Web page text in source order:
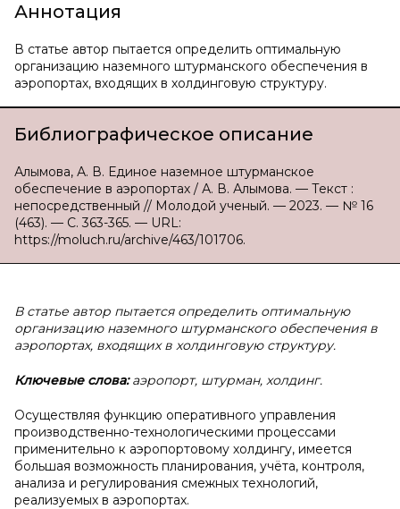
Аннотация
В статье автор пытается определить оптимальную
организацию наземного штурманского обеспечения в
аэропортах, входящих в холдинговую структуру.
Библиографическое описание
Алымова, А. В. Единое наземное штурманское
обеспечение в аэропортах / А. В. Алымова. — Текст :
непосредственный // Молодой ученый. — 2023. — № 16
(463). — С. 363-365. — URL:
https://moluch.ru/archive/463/101706.
В статье автор пытается определить оптимальную
организацию наземного штурманского обеспечения в
аэропортах, входящих в холдинговую структуру.
Ключевые слова:аэропорт, штурман, холдинг.
Осуществляя функцию оперативного управления
производственно-технологическими процессами
применительно к аэропортовому холдингу, имеется
большая возможность планирования, учёта, контроля,
анализа и регулирования смежных технологий,
реализуемых в аэропортах.